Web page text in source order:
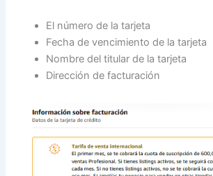
El número de la tarjeta
Fecha de vencimiento de la tarjeta
Nombre del titular de la tarjeta
Dirección de facturación